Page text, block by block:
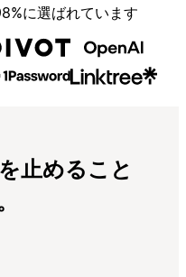
に選ばれています
止めること